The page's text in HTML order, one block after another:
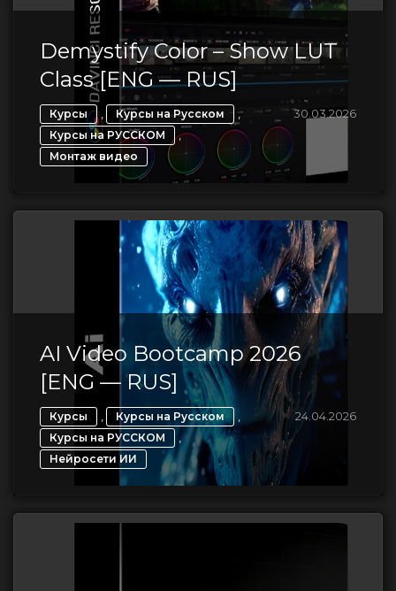
Demystify Color – Show LUT
Class [ENG — RUS]
Курсы , Курсы на Русском ,
Курсы на РУССКОМ ,
Монтаж видео
30.03.2026
AI Video Bootcamp 2026
[ENG — RUS]
Курсы , Курсы на Русском ,
Курсы на РУССКОМ ,
Нейросети ИИ
24.04.2026